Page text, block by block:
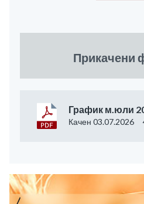
Прикачени
График м.юли
Качен 03.07.2026